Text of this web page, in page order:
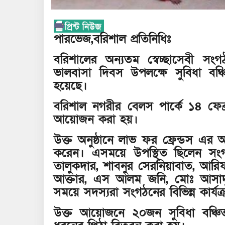
পারভেজ,বরিশাল প্রতিনিধিঃ
বরিশালের অন্যতম স্বেচ্ছাসেবী
ভালবাসা দিবস উপলক্ষে সুবিধা
হয়েছে।
বরিশাল নগরীর বেলস পার্কে ১৪
আয়োজন করা হয়।
উক্ত অনুষ্ঠানে লাভ ফর ফ্রেন্ডস এর
করেন। এসময়ে উপস্থিত ছিলেন
তালুকদার, শাবনুর সেরনিয়াবাত,
আক্তার, এস আলম জনি, মোঃ
সময়ে সদস্যরা সংগঠনের বিভিন্ন
উক্ত আয়োজনে ২০জন সুবিধা বঞ্চিত